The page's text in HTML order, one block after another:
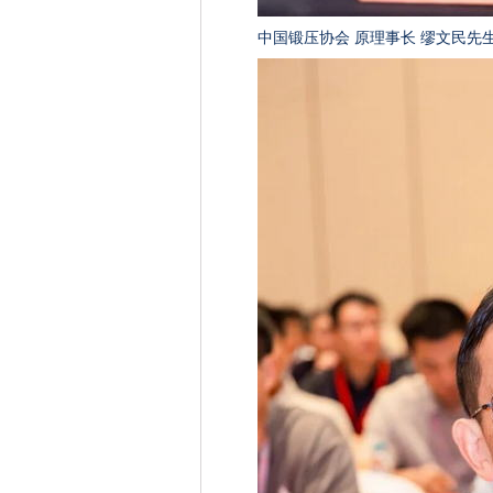
中国锻压协会 原理事长 缪文民先